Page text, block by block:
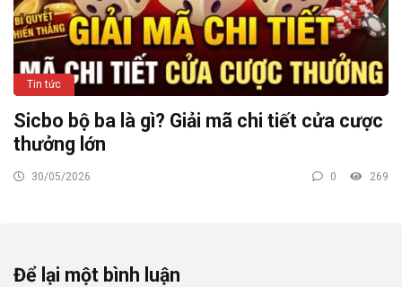
Tin tức
Sicbo bộ ba là gì? Giải mã chi tiết cửa cược
thưởng lớn
30/05/2026 0 269
Để lại một bình luận